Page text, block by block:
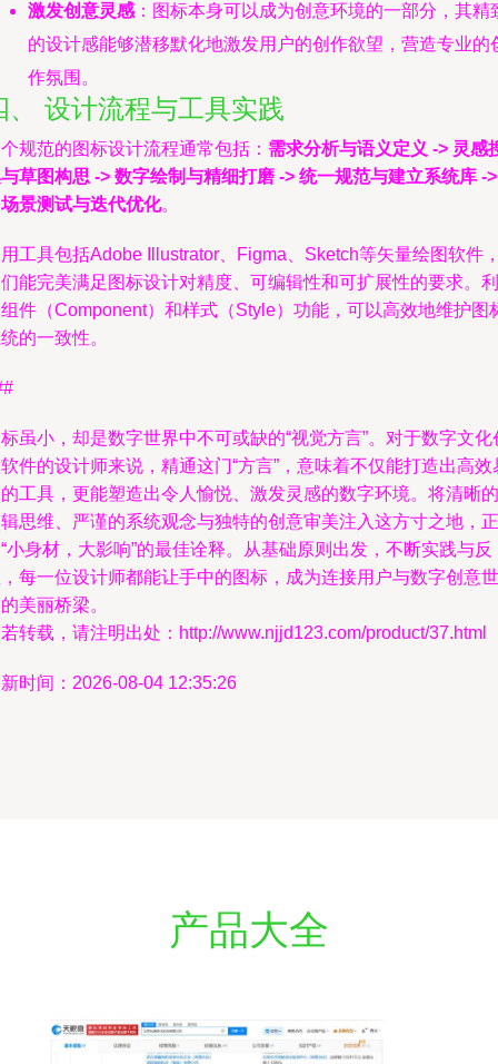
激发创意灵感 ：图标本身可以成为创意环境的一部分，其精
的设计感能够潜移默化地激发用户的创作欲望，营造专业的
作氛围。
、 设计流程与工具实践
规范的图标设计流程通常包括： 需求分析与语义定义 -> 灵感
草图构思 -> 数字绘制与精细打磨 -> 统一规范与建立系统库 ->
景测试与迭代优化。
工具包括Adobe Illustrator、Figma、Sketch等矢量绘图软件
能完美满足图标设计对精度、可编辑性和可扩展性的要求。利
件（Component）和样式（Style）功能，可以高效地维护图
的一致性。
虽小，却是数字世界中不可或缺的“视觉方言”。对于数字文化
件的设计师来说，精通这门“方言”，意味着不仅能打造出高效
工具，更能塑造出令人愉悦、激发灵感的数字环境。将清晰的
思维、严谨的系统观念与独特的创意审美注入这方寸之地，正
小身材，大影响”的最佳诠释。从基础原则出发，不断实践与反
每一位设计师都能让手中的图标，成为连接用户与数字创意世
美丽桥梁。
转载，请注明出处：http://www.njjd123.com/product/37.html
时间：2026-08-04 12:35:26
产品大全